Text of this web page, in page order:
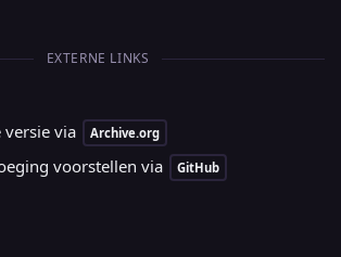
EXTERNE LINKS
via Archive.org
voorstellen via GitHub